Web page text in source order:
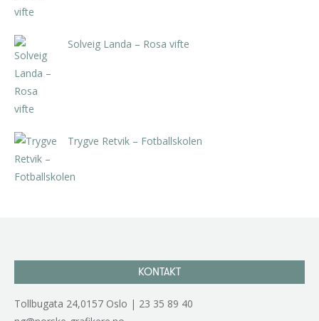
Solveig Landa – Rosa vifte
Trygve Retvik – Fotballskolen
KONTAKT
Tollbugata 24,0157 Oslo | 23 35 89 40